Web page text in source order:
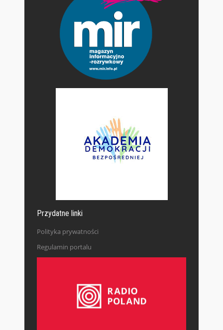
Przydatne linki
Polityka prywatności
Regulamin portalu